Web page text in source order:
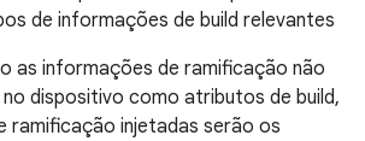
de informações de build relevantes
as informações de ramificação não
dispositivo como atributos de build,
ramificação injetadas serão os